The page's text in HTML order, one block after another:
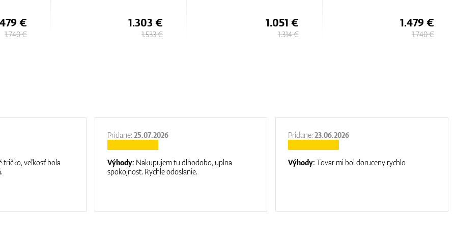
€
1.740 €
1.303 €
1.533 €
1.051 €
1.314 €
1.479 €
1.740 €
tričko, veľkosť bola
Pridane:25.07.2026
Výhody: Nakupujem tu dlhodobo, uplna
spokojnost. Rychle odoslanie.
Pridane:23.06.2026
Výhody:Tovar mi bol doruceny rychlo